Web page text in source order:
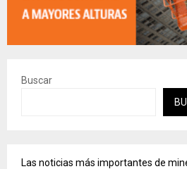
Buscar
Las noticias más importantes de